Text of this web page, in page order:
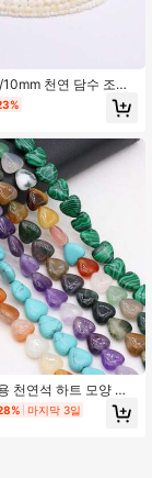
천연 담수 조개
리 제작 DIY 여성 남
수공예 액세서리
천연석 하트 모양 준
마지막 3일